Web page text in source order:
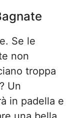
Se le
non
troppa
Un
in padella e